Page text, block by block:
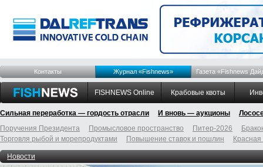
Контакты Журнал «Fishnews» Газета «Fishnews
FISHNEWS Online Крабовые квоты
Сильная переработка — гордость отрасли И вновь — аукционы
Поручения Президента
Промысловое пространство Питер-2026
Торговля рыбой и морепродуктами
Повышение ставок и пошлин
Новости